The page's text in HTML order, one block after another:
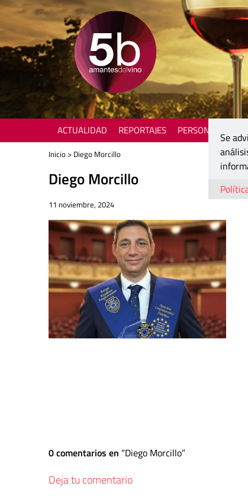
ACTUALIDAD REPORTAJES PERSONAJES
Inicio > Diego Morcillo
Diego Morcillo
11 noviembre, 2024
0 comentarios en Diego Morcillo
Deja tu comentario
Se